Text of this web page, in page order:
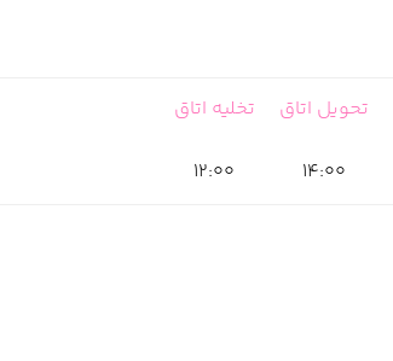
تحویل اتاق
14:00
تخلیه اتاق
12:00